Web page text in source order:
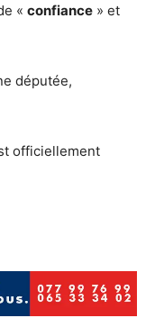
« confiance » et
députée,
officiellement